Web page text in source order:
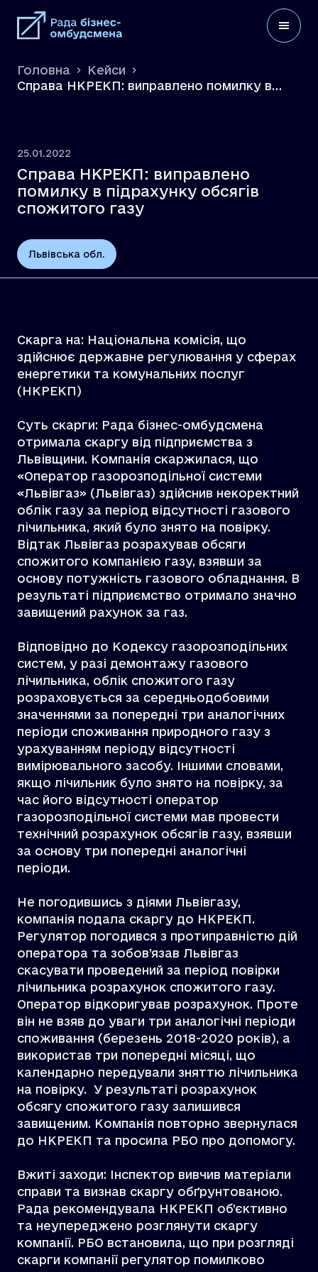
Головна
Кейси
Справа НКРЕКП: виправлено помилку в
25.01.2022
Справа НКРЕКП: виправлено
помилку в підрахунку обсягів
спожитого газу
Львівська обл.
Скарга на: Національна комісія, що
здійснює державне регулювання у сферах
енергетики та комунальних послуг
(НКРЕКП)
Суть скарги: Рада бізнес-омбудсмена
отримала скаргу від підприємства з
Львівщини. Компанія скаржилася, що
«Оператор газорозподільної системи
«Львівгаз» (Львівгаз) здійснив некоректний
облік газу за період відсутності газового
лічильника, який було знято на повірку.
Відтак Львівгаз розрахував обсяги
спожитого компанією газу, взявши за
основу потужність газового обладнання. В
результаті підприємство отримало значно
завищений рахунок за газ.
Відповідно до Кодексу газорозподільних
систем, у разі демонтажу газового
лічильника, облік спожитого газу
розраховується за середньодобовими
значеннями за попередні три аналогічних
періоди споживання природного газу з
урахуванням періоду відсутності
вимірювального засобу. Іншими словами,
якщо лічильник було знято на повірку, за
час його відсутності оператор
газорозподільної системи мав провести
технічний розрахунок обсягів газу, взявши
за основу три попередні аналогічні
періоди.
Не погодившись з діями Львівгазу,
компанія подала скаргу до НКРЕКП.
Регулятор погодився з протиправністю дій
оператора та зобов’язав Львівгаз
скасувати проведений за період повірки
лічильника розрахунок спожитого газу.
Оператор відкоригував розрахунок. Проте
він не взяв до уваги три аналогічні періоди
споживання (березень 2018-2020 років), а
використав три попередні місяці, що
календарно передували зняттю лічильника
на повірку. У результаті розрахунок
обсягу спожитого газу залишився
завищеним. Компанія повторно звернулася
до НКРЕКП та просила РБО про допомогу.
Вжиті заходи: Інспектор вивчив матеріали
справи та визнав скаргу обґрунтованою.
Рада рекомендувала НКРЕКП об’єктивно
та неупереджено розглянути скаргу
компанії. РБО встановила, що при розгляді
скарги компанії регулятор помилково